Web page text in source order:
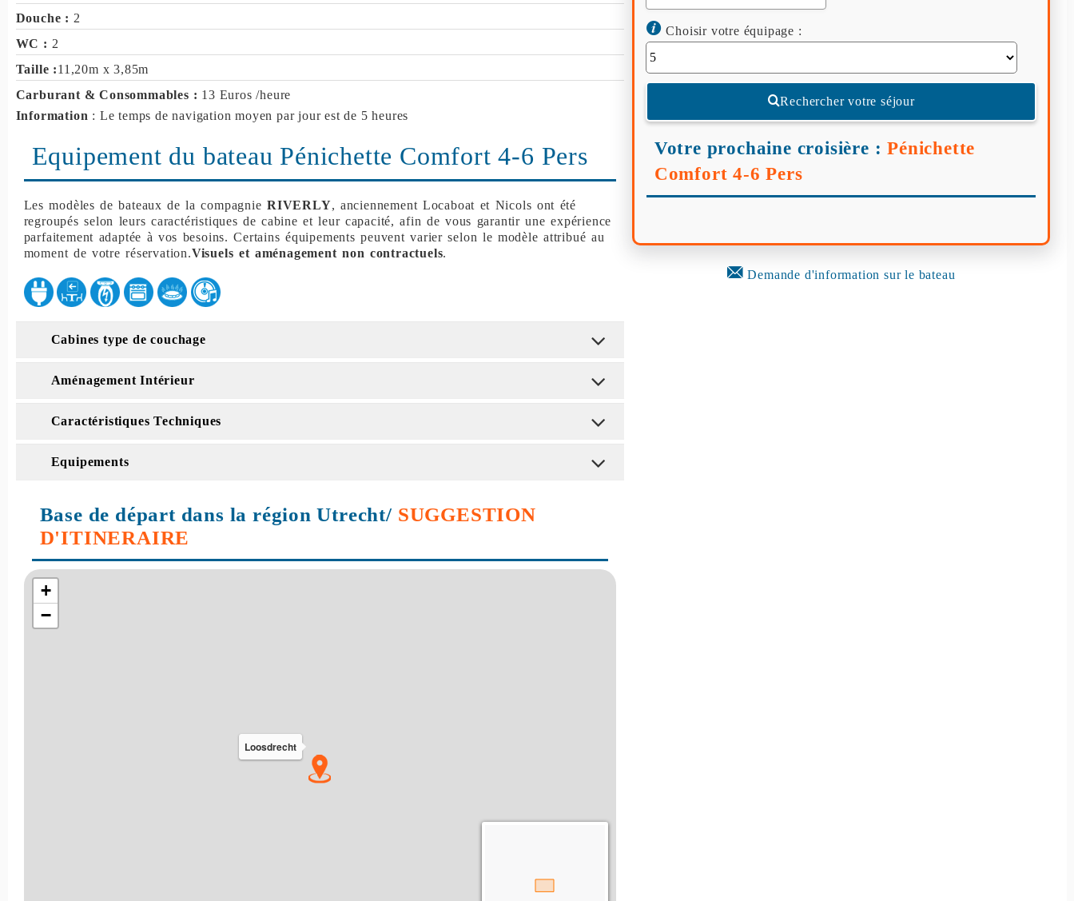
Douche : 2
WC : 2
Taille :11,20m x 3,85m
Carburant & Consommables : 13 Euros /heure
Information : Le temps de navigation moyen par jour est de 5 heures
Equipement du bateau Pénichette Comfort 4-6 Pers
Les modèles de bateaux de la compagnie RIVERLY, anciennement Locaboat et Nicols ont été
regroupés selon leurs caractéristiques de cabine et leur capacité, afin de vous garantir une expérience
parfaitement adaptée à vos besoins. Certains équipements peuvent varier selon le modèle attribué au
moment de votre réservation.Visuels et aménagement non contractuels.
Cabines type de couchage
Aménagement Intérieur
Caractéristiques Techniques
Equipements
Base de départ dans la région Utrecht/ SUGGESTION
D'ITINERAIRE
Choisir votre équipage :
Rechercher votre séjour
Votre prochaine croisière :Pénichette
Comfort 4-6 Pers
Demande d'information sur le bateau